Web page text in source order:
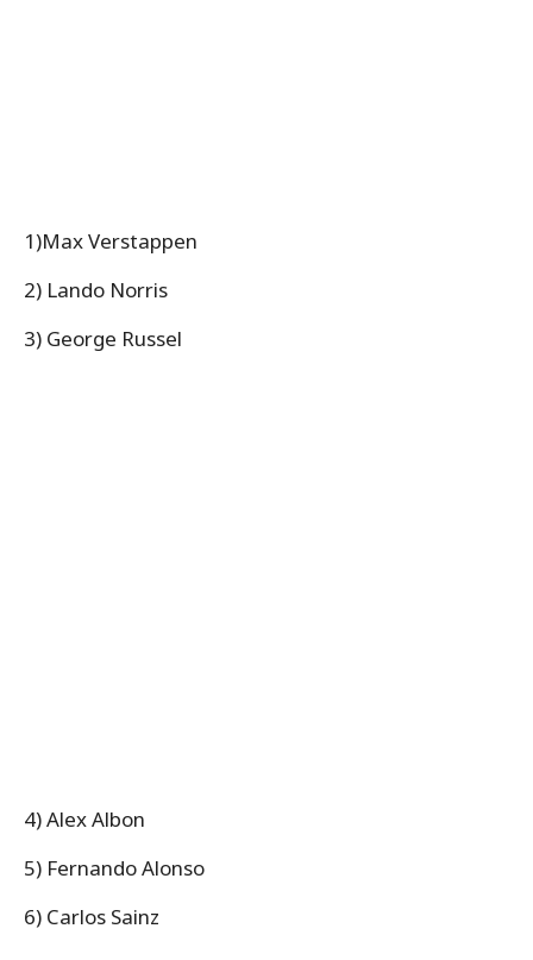
1)Max Verstappen
2) Lando Norris
3) George Russel
4) Alex Albon
5) Fernando Alonso
6) Carlos Sainz